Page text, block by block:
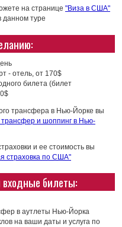
на странице "Виза в США"
данном туре
- отель, от 170$
билета (билет
трансфера в Нью-Йорке вы
и шоппинг в Нью-
и ее стоимость вы
страховка по США"
билеты:
в аутлеты Нью-Йорка
на ваши даты и услуга по